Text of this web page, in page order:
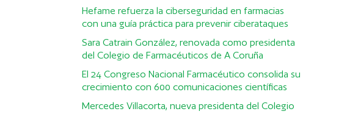
Hefame refuerza la ciberseguridad en farmacias
con una guía práctica para prevenir ciberataques
Sara Catrain González, renovada como presidenta
del Colegio de Farmacéuticos de A Coruña
El 24 Congreso Nacional Farmacéutico consolida su
crecimiento con 600 comunicaciones científicas
Mercedes Villacorta, nueva presidenta del Colegio